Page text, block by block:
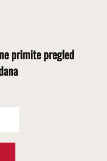
primite pregled